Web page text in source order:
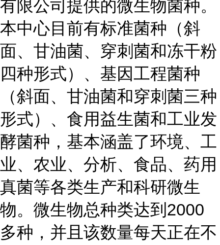
有限公司提供的微生物菌种。
本中心目前有标准菌种（斜
面、甘油菌、穿刺菌和冻干粉
四种形式）、基因工程菌种
（斜面、甘油菌和穿刺菌三种
形式）、食用益生菌和工业发
酵菌种，基本涵盖了环境、工
业、农业、分析、食品、药用
真菌等各类生产和科研微生
物。微生物总种类达到2000
多种，并且该数量每天正在不